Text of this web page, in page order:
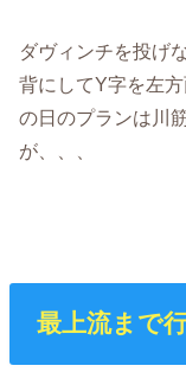
ダヴィンチを投げ
背にしてY字を左
の日のプランは川
が、、、
最上流まで